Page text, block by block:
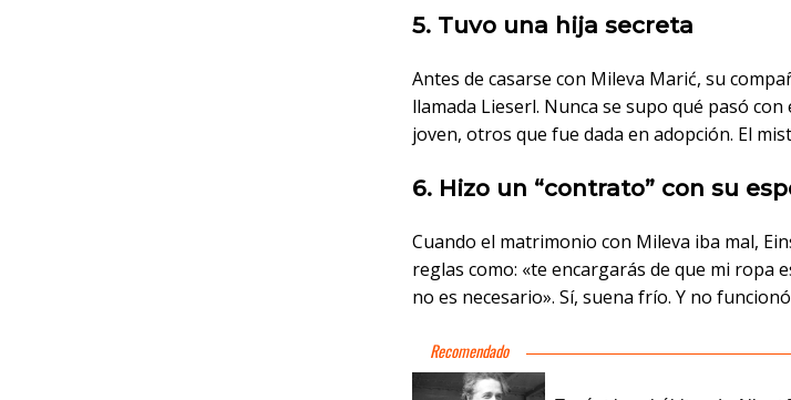
5. Tuvo una hija secreta
Antes de casarse con Mileva Marić, su
llamada Lieserl. Nunca se supo qué pasó
joven, otros que fue dada en adopción. El
6. Hizo un “contrato” con su
Cuando el matrimonio con Mileva iba mal,
reglas como: «te encargarás de que mi ropa
no es necesario». Sí, suena frío. Y no